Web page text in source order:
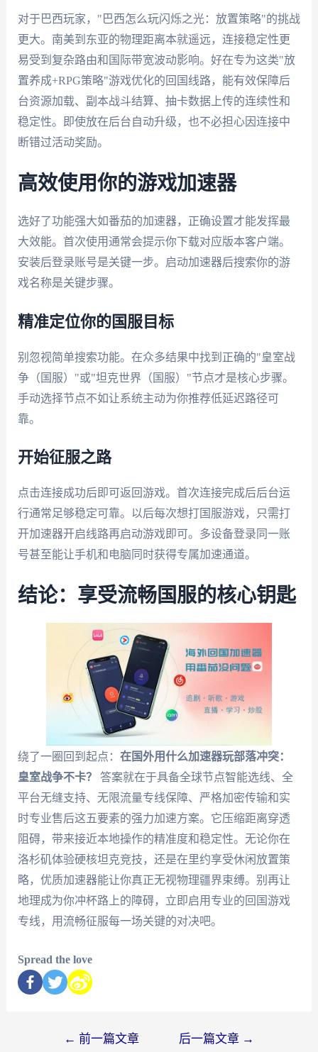
对于巴西玩家，"巴西怎么玩闪烁之光：放置策略"的挑战
更大。南美到东亚的物理距离本就遥远，连接稳定性更
易受到复杂路由和国际带宽波动影响。好在专为这类"放
置养成+RPG策略"游戏优化的回国线路，能有效保障后
台资源加载、副本战斗结算、抽卡数据上传的连续性和
稳定性。即使放在后台自动升级，也不必担心因连接中
断错过活动奖励。
高效使用你的游戏加速器
选好了功能强大如番茄的加速器，正确设置才能发挥最
大效能。首次使用通常会提示你下载对应版本客户端。
安装后登录账号是关键一步。启动加速器后搜索你的游
戏名称是关键步骤。
精准定位你的国服目标
别忽视简单搜索功能。在众多结果中找到正确的"皇室战
争（国服）"或"坦克世界（国服）"节点才是核心步骤。
手动选择节点不如让系统主动为你推荐低延迟路径可
靠。
开始征服之路
点击连接成功后即可返回游戏。首次连接完成后后台运
行通常足够稳定可靠。以后每次想打国服游戏，只需打
开加速器开启线路再启动游戏即可。多设备登录同一账
号甚至能让手机和电脑同时获得专属加速通道。
结论：享受流畅国服的核心钥匙
绕了一圈回到起点： 在国外用什么加速器玩部落冲突：
皇室战争不卡？
答案就在于具备全球节点智能选线、全
平台无缝支持、无限流量专线保障、严格加密传输和实
时专业售后这五要素的强力加速方案。它压缩距离穿透
阻碍，带来接近本地操作的精准度和稳定性。无论你在
洛杉矶体验硬核坦克竞技，还是在里约享受休闲放置策
略，优质加速器能让你真正无视物理疆界束缚。别再让
地理成为你冲杯路上的障碍，立即启用专业的回国游戏
专线，用流畅征服每一场关键的对决吧。
Spread the love
← 前一篇文章 后一篇文章 →